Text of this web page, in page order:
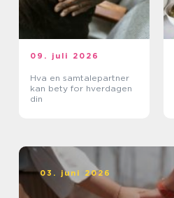
09. juli 2026
Hva en samtalepartner
kan bety for hverdagen
din
03. juni 2026